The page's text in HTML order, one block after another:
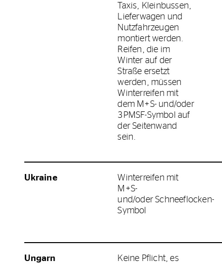
Taxis, Kleinbussen,
Lieferwagen und
Nutzfahrzeugen
montiert werden.
Reifen, die im
Winter auf der
Straße ersetzt
werden, müssen
Winterreifen mit
dem M+S- und/oder
3PMSF-Symbol auf
der Seitenwand
sein.
Ukraine
Winterreifen mit
M+S-
und/oder Schneeflocken-
Symbol
Ungarn
Keine Pflicht, es